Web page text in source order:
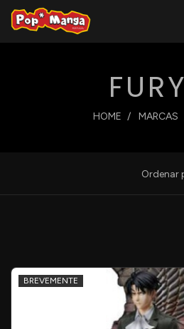
HOME MARCAS
Ordenar
BREVEMENTE